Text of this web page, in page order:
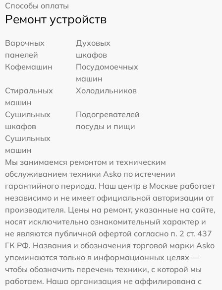
Способы оплаты
Ремонт устройств
Варочных
панелей
Духовых
шкафов
Кофемашин
Посудомоечных
машин
Стиральных
машин
Холодильников
Сушильных
шкафов
Подогревателей
посуды и пищи
Сушильных
машин
Мы занимаемся ремонтом и техническим
обслуживанием техники Asko по истечении
гарантийного периода. Наш центр в Москве работает
независимо и не имеет официальной авторизации от
производителя. Цены на ремонт, указанные на сайте,
носят исключительно ознакомительный характер и
не являются публичной офертой согласно п. 2 ст. 437
ГК РФ. Названия и обозначения торговой марки Asko
упоминаются только в информационных целях —
чтобы обозначить перечень техники, с которой мы
работаем. Наша организация не аффилирована с